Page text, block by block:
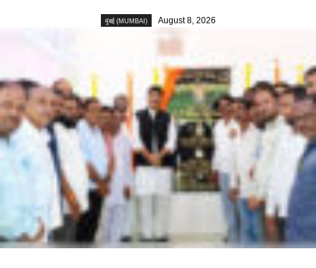
मुंबई (MUMBAI) August 8, 2026